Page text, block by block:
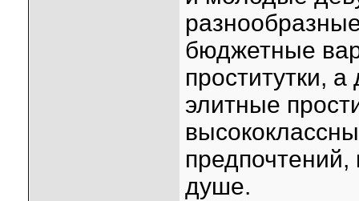
бюджетные
проститутки,
элитные
душе.